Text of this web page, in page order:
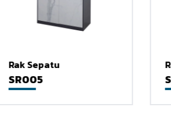
Rak Sepatu
SR005